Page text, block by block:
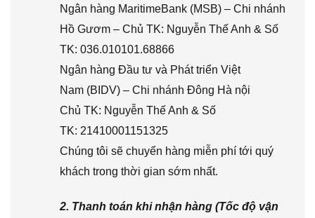
Ngân hàng MaritimeBank (MSB) – Chi nhánh
Hồ Gươm – Chủ TK: Nguyễn Thế Anh & Số
TK: 036.010101.68866
Ngân hàng Đầu tư và Phát triển Việt
Nam (BIDV) – Chi nhánh Đông Hà nội
Chủ TK: Nguyễn Thế Anh & Số
TK: 21410001151325
Chúng tôi sẽ chuyển hàng miễn phí tới quý
khách trong thời gian sớm nhất.
2. Thanh toán khi nhận hàng (Tốc độ vận